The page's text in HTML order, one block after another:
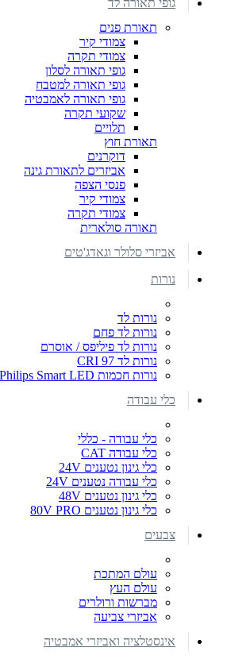
תאורת פנים
צמודי קיר
צמודי תקרה
גופי תאורה לסלון
גופי תאורה למטבח
גופי תאורה לאמבטיה
שקועי תקרה
תלויים
תאורת חוץ
דוקרנים
אביזרים לתאורת גינה
פנסי הצפה
צמודי קיר
צמודי תקרה
תאורה סולארית
אביזרי סלולר וגאדג'טים
נורות
נורות לד
נורות לד פחם
נורות לד פיליפס / אוסרם
נורות לד CRI 97
נורות חכמות Philips Smart LED
כלי עבודה
כלי עבודה - כללי
כלי עבודה CAT
כלי גינון נטענים 24V
כלי עבודה נטענים 24V
כלי גינון נטענים 48V
כלי גינון נטענים 80V PRO
צבעים
עולם המתכת
עולם העץ
מברשות ורולרים
אביזרי צביעה
אינסטלציה ואביזרי אמבטיה